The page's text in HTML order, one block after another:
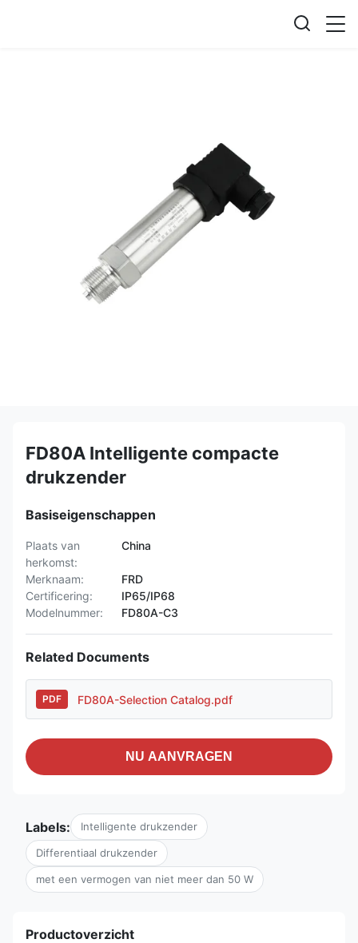
FD80A Intelligente compacte
drukzender
Basiseigenschappen
Plaats van
herkomst:
China
Merknaam:
FRD
Certificering:
IP65/IP68
Modelnummer:
FD80A-C3
Related Documents
PDF FD80A-Selection Catalog.pdf
NU AANVRAGEN
Labels: Intelligente drukzender
Differentiaal drukzender
met een vermogen van niet meer dan 50 W
Productoverzicht